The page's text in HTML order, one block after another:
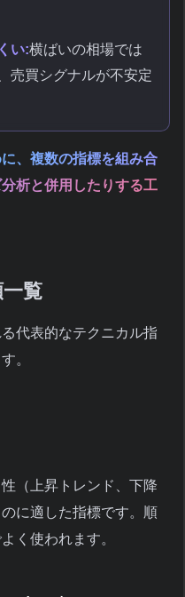
い:横ばいの相場では
売買シグナルが不安定
、複数の指標を組み合
析と併用したりする工
覧
代表的なテクニカル指
。
（上昇トレンド、下降
に適した指標です。順
く使われます。